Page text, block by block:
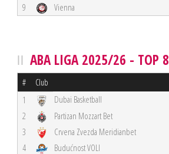
9
Vienna
ABA LIGA 2025/26 - TOP 8
# Club
1 Dubai Basketball
2
Partizan Mozzart Bet
3
Crvena Zvezda Meridianbet
4
Budućnost VOLI